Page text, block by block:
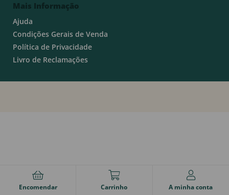
Mais Informação
Ajuda
Condições Gerais de Venda
Política de Privacidade
Livro de Reclamações
Encomendar Carrinho A minha conta